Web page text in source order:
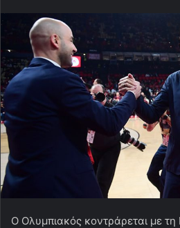
O Oλυμπιακός κοντράρεται με